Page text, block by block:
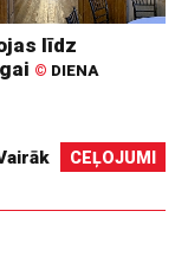
līdz
© DIENA
CEĻOJUMI